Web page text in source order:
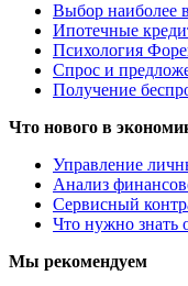
Выбор наиболее
Ипотечные
Психология
Спрос и
Получение
Что нового в
Управление
Анализ
Сервисный
Что нужно знать
Мы рекомендуем